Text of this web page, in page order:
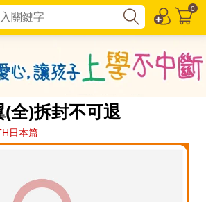
0
全)拆封不可退
日本篇